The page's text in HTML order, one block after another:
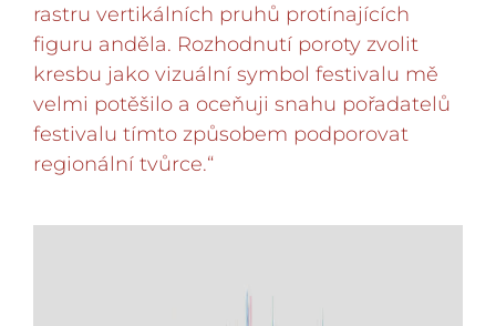
rastru vertikálních pruhů protínajících
figuru anděla. Rozhodnutí poroty zvolit
kresbu jako vizuální symbol festivalu mě
velmi potěšilo a oceňuji snahu pořadatelů
festivalu tímto způsobem podporovat
regionální tvůrce.“